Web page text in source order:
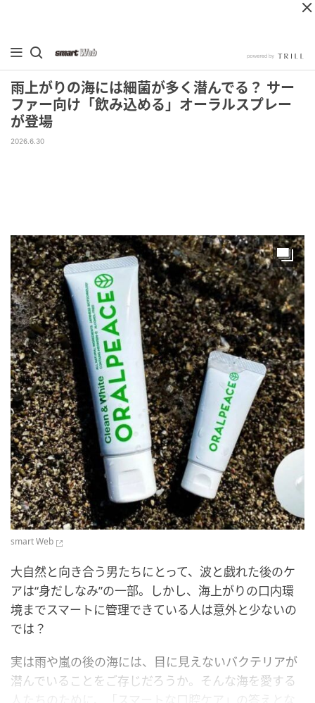
雨上がりの海には細菌が多く潜んでる？ サー
ファー向け「飲み込める」オーラルスプレー
が登場
2026.6.30
smart Web
大自然と向き合う男たちにとって、波と戯れた後のケ
アは“身だしなみ”の一部。しかし、海上がりの口内環
境までスマートに管理できている人は意外と少ないの
では？
実は雨や嵐の後の海には、目に見えないバクテリアが
潜んでいることをご存じだろうか。そんな海を愛する